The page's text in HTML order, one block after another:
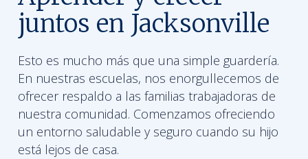
juntos en Jacksonville
Esto es mucho más que una simple guardería.
En nuestras escuelas, nos enorgullecemos de
ofrecer respaldo a las familias trabajadoras de
nuestra comunidad. Comenzamos ofreciendo
un entorno saludable y seguro cuando su hijo
está lejos de casa.